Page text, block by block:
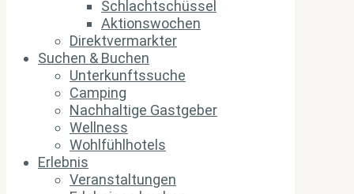
Schlachtschüssel
Aktionswochen
Direktvermarkter
Suchen & Buchen
Unterkunftssuche
Camping
Nachhaltige Gastgeber
Wellness
Wohlfühlhotels
Erlebnis
Veranstaltungen